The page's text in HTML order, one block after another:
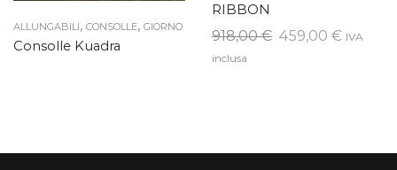
ALLUNGABILI, CONSOLLE, GIORNO
Consolle Kuadra
RIBBON
918,00€ Il
459,00 €IlIVA
inclusa